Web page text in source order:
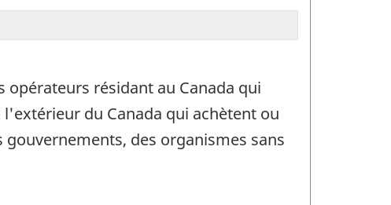
résidant au Canada qui
du Canada qui achètent ou
des organismes sans